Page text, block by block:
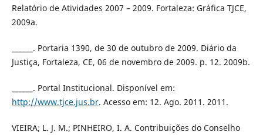
Relatório de Atividades 2007 – 2009. Fortaleza: Gráfica TJCE,
2009a.
______. Portaria 1390, de 30 de outubro de 2009. Diário da
Justiça, Fortaleza, CE, 06 de novembro de 2009. p. 12. 2009b.
______. Portal Institucional. Disponível em:
http://www.tjce.jus.br. Acesso em: 12. Ago. 2011. 2011.
VIEIRA; L. J. M.; PINHEIRO, I. A. Contribuições do Conselho